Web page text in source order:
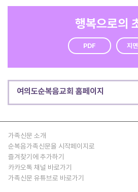
행복으로의
PDF 지
여의도순복음교회 홈페이지
가족신문 소개
순복음가족신문을 시작페이지로
즐겨찾기에 추가하기
카카오톡 채널 바로가기
가족신문 유튜브로 바로가기